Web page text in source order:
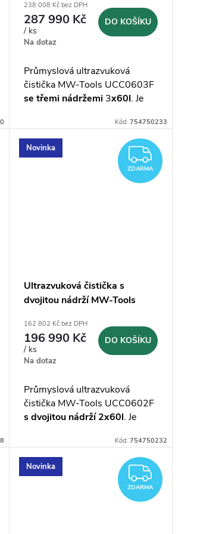
238 008 Kč bez DPH
287 990 Kč
/ ks
Na dotaz
DO KOŠÍKU
Průmyslová ultrazvuková
čistička MW-Tools UCC0603F
se třemi nádržemi3x60l. Je
a oběhovým čerpadlem a je
určena pro
intenzivní používání
Kód: 754750233
Novinka
ZDARMA
Ultrazvuková čistička s
dvojitou nádrží MW-Tools
162 802 Kč bez DPH
196 990 Kč
/ ks
Na dotaz
DO KOŠÍKU
Průmyslová ultrazvuková
čistička MW-Tools UCC0602F
s dvojitou nádrží 2x60l. Je
a oběhovým čerpadlem a je
určena pro
intenzivní používání
Kód: 754750232
Novinka
ZDARMA